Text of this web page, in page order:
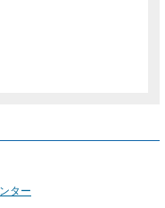
ター